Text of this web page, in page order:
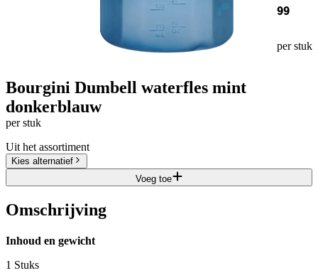
99
per stuk
Bourgini Dumbell waterfles mint
donkerblauw
per stuk
Uit het assortiment
Kies alternatief
Voeg toe
Omschrijving
Inhoud en gewicht
1 Stuks